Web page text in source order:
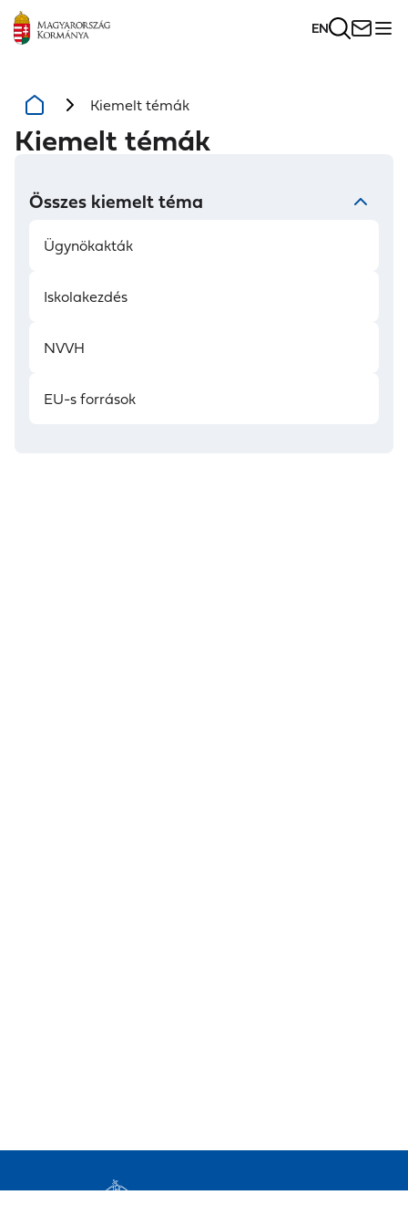
EN
Kiemelt témák
Kiemelt témák
Összes kiemelt téma
Ügynökakták
Iskolakezdés
NVVH
EU-s források